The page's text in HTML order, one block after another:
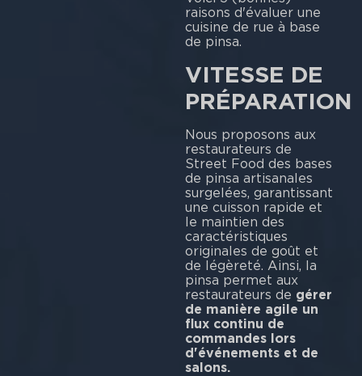
raisons d'évaluer une
cuisine de rue à base
de pinsa.
VITESSE DE
PRÉPARATION
Nous proposons aux
restaurateurs de
Street Food des bases
de pinsa artisanales
surgelées, garantissant
une cuisson rapide et
le maintien des
caractéristiques
originales de goût et
de légèreté. Ainsi, la
pinsa permet aux
restaurateurs de gérer
de manière agile un
flux continu de
commandes lors
d'événements et de
salons.